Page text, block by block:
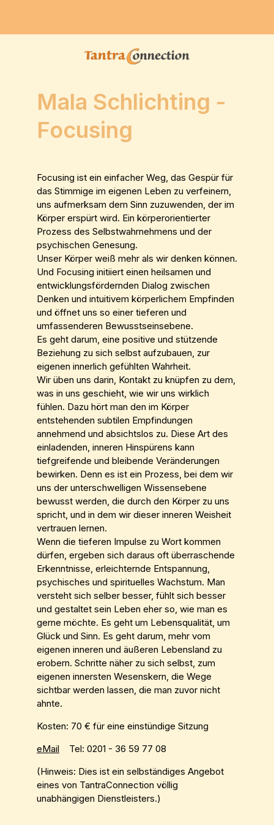
Mala Schlichting -
Focusing
Focusing ist ein einfacher Weg, das Gespür für
das Stimmige im eigenen Leben zu verfeinern,
uns aufmerksam dem Sinn zuzuwenden, der im
Körper erspürt wird. Ein körperorientierter
Prozess des Selbstwahrnehmens und der
psychischen Genesung.
Unser Körper weiß mehr als wir denken können.
Und Focusing initiiert einen heilsamen und
entwicklungsfördernden Dialog zwischen
Denken und intuitivem körperlichem Empfinden
und öffnet uns so einer tieferen und
umfassenderen Bewusstseinsebene.
Es geht darum, eine positive und stützende
Beziehung zu sich selbst aufzubauen, zur
eigenen innerlich gefühlten Wahrheit.
Wir üben uns darin, Kontakt zu knüpfen zu dem,
was in uns geschieht, wie wir uns wirklich
fühlen. Dazu hört man den im Körper
entstehenden subtilen Empfindungen
annehmend und absichtslos zu. Diese Art des
einladenden, inneren Hinspürens kann
tiefgreifende und bleibende Veränderungen
bewirken. Denn es ist ein Prozess, bei dem wir
uns der unterschwelligen Wissensebene
bewusst werden, die durch den Körper zu uns
spricht, und in dem wir dieser inneren Weisheit
vertrauen lernen.
Wenn die tieferen Impulse zu Wort kommen
dürfen, ergeben sich daraus oft überraschende
Erkenntnisse, erleichternde Entspannung,
psychisches und spirituelles Wachstum. Man
versteht sich selber besser, fühlt sich besser
und gestaltet sein Leben eher so, wie man es
gerne möchte. Es geht um Lebensqualität, um
Glück und Sinn. Es geht darum, mehr vom
eigenen inneren und äußeren Lebensland zu
erobern. Schritte näher zu sich selbst, zum
eigenen innersten Wesenskern, die Wege
sichtbar werden lassen, die man zuvor nicht
ahnte.
Kosten: 70 € für eine einstündige Sitzung
eMail Tel: 0201 - 36 59 77 08
(Hinweis: Dies ist ein selbständiges Angebot
eines von TantraConnection völlig
unabhängigen Dienstleisters.)